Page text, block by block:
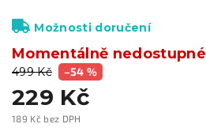
499 Kč –54 %
229 Kč
189 Kč bez DPH
Momentálně nedostupné
Možnosti doručení